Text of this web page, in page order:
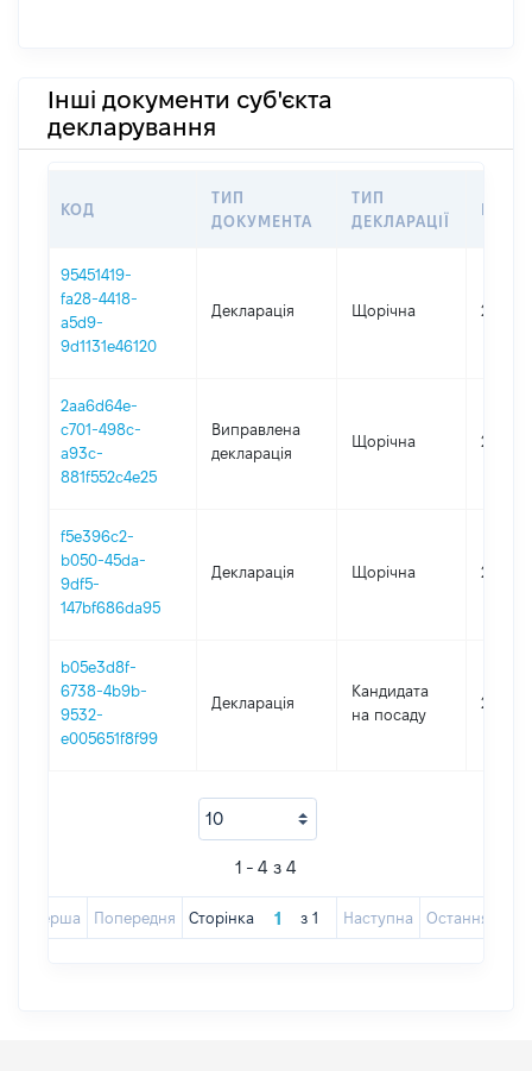
Інші документи суб'єкта
декларування
КОД
ТИП
ДОКУМЕНТА
ТИП
ДЕКЛАРАЦІЇ
95451419-
fa28-4418-
a5d9-
9d1131e46120
Декларація Щорічна 2024
2aa6d64e-
c701-498c-
a93c-
881f552c4e25
Виправлена
декларація
Щорічна 2023
f5e396c2-
b050-45da-
9df5-
147bf686da95
Декларація Щорічна 2023
b05e3d8f-
6738-4b9b-
9532-
e005651f8f99
Декларація
Кандидата
на посаду
2022
1 - 4 з 4
Перша Попередня Сторінка з 1 Наступна Остання